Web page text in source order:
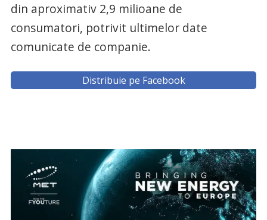
din aproximativ 2,9 milioane de
consumatori, potrivit ultimelor date
comunicate de companie.
Distribuie pe Facebook